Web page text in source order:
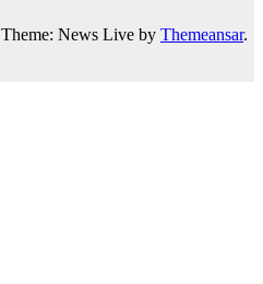
Theme: News Live by Themeansar.